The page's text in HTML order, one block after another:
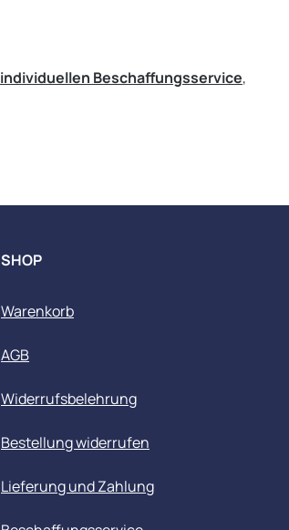
individuellen Beschaffungsservice,
SHOP
Warenkorb
AGB
Widerrufsbelehrung
Bestellung widerrufen
Lieferung und Zahlung